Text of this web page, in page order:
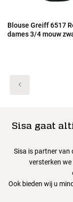
Blouse Greiff 6517
dames 3/4 mouw
Sisa gaat
Sisa is partner van
versterken
Ook bieden wij u